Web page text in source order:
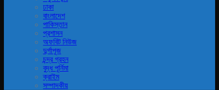
ঢাকা
বাংলাদেশ
পাকিস্তান
প্রশাসন
অফবিট নিউজ
দুর্গাপূজ
চন্দ্র গ্রহন
বুদ্ধ পূর্নিমা
ক্রাইম
সম্পাদকীয়